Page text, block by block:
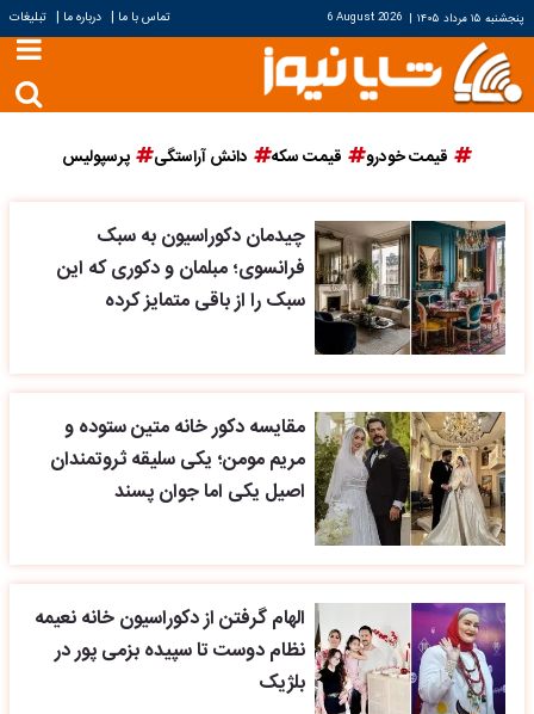
پنجشنبه ۱۵ مرداد ۱۴۰۵ |
6 August 2026 تماس با ما | درباره ما | تبلیغات
قیمت خودرو قیمت سکه دانش آراستگی پرسپولیس
چیدمان دکوراسیون به سبک
فرانسوی؛ مبلمان و دکوری که این
سبک را از باقی متمایز کرده
مقایسه دکور خانه متین ستوده و
مریم مومن؛ یکی سلیقه ثروتمندان
اصیل یکی اما جوان پسند
الهام گرفتن از دکوراسیون خانه نعیمه
نظام دوست تا سپیده بزمی پور در
بلژیک